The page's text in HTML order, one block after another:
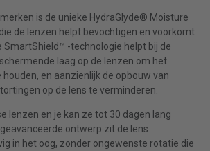
is de unieke HydraGlyde® Moisture
de lenzen helpt bevochtigen en voorkomt
SmartShield™ -technologie helpt bij de
laag op de lenzen om het
en aanzienlijk de opbouw van
op de lens te verminderen.
lenzen en je kan ze tot 30 dagen lang
ontwerp zit de lens
in het oog, zonder ongewenste rotatie die